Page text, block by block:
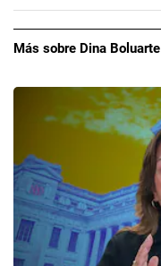
Más sobre Dina Boluarte